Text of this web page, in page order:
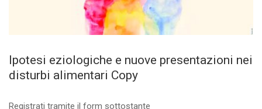
Ipotesi eziologiche e nuove presentazioni nei
disturbi alimentari Copy
Registrati tramite il form sottostante